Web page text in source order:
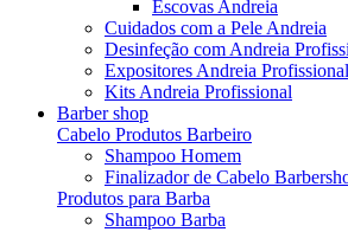
Escovas Andreia
Cuidados com a Pele Andreia
Desinfeção com Andreia
Expositores Andreia Profissional
Kits Andreia Profissional
Barber shop
Cabelo Produtos Barbeiro
Shampoo Homem
Finalizador de Cabelo
Produtos para Barba
Shampoo Barba